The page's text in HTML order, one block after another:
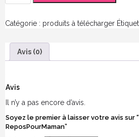
Catégorie : produits à télécharger
Avis (0)
Avis
Il n’y a pas encore d’avis.
Soyez le premier à laisser votre avis sur
ReposPourMaman”